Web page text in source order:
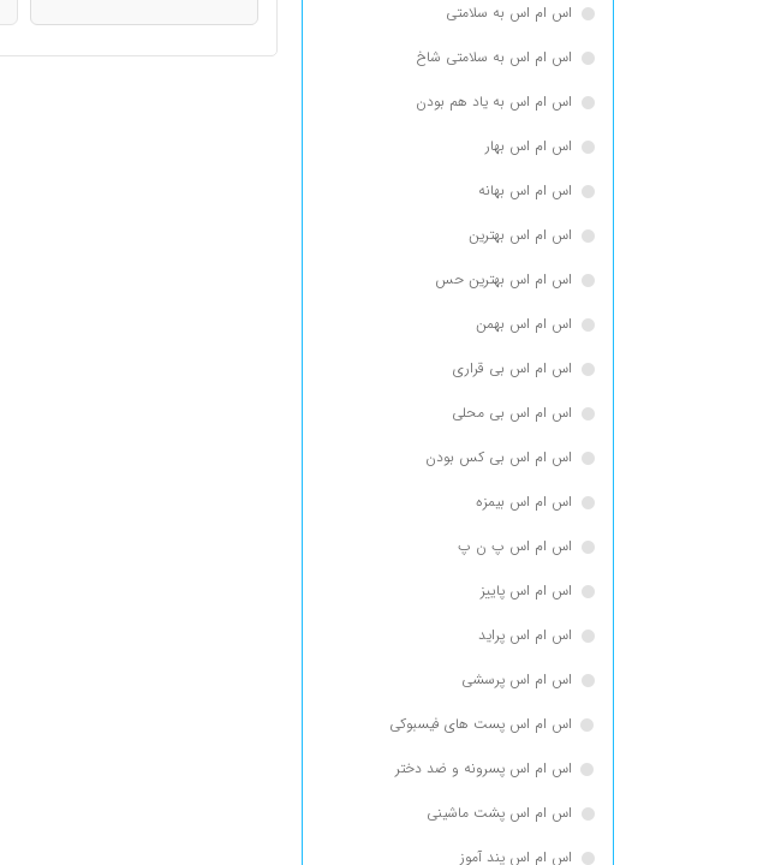
اس ام اس به سلامتی
اس ام اس به سلامتی شاخ
اس ام اس به یاد هم بودن
اس ام اس بهار
اس ام اس بهانه
اس ام اس بهترین
اس ام اس بهترین حس
اس ام اس بهمن
اس ام اس بی قراری
اس ام اس بی محلی
اس ام اس بی کس بودن
اس ام اس بیمزه
اس ام اس پ ن پ
اس ام اس پاییز
اس ام اس پراید
اس ام اس پرسشی
اس ام اس پست های فیسبوکی
اس ام اس پسرونه و ضد دختر
اس ام اس پشت ماشینی
اس ام اس پند آموز